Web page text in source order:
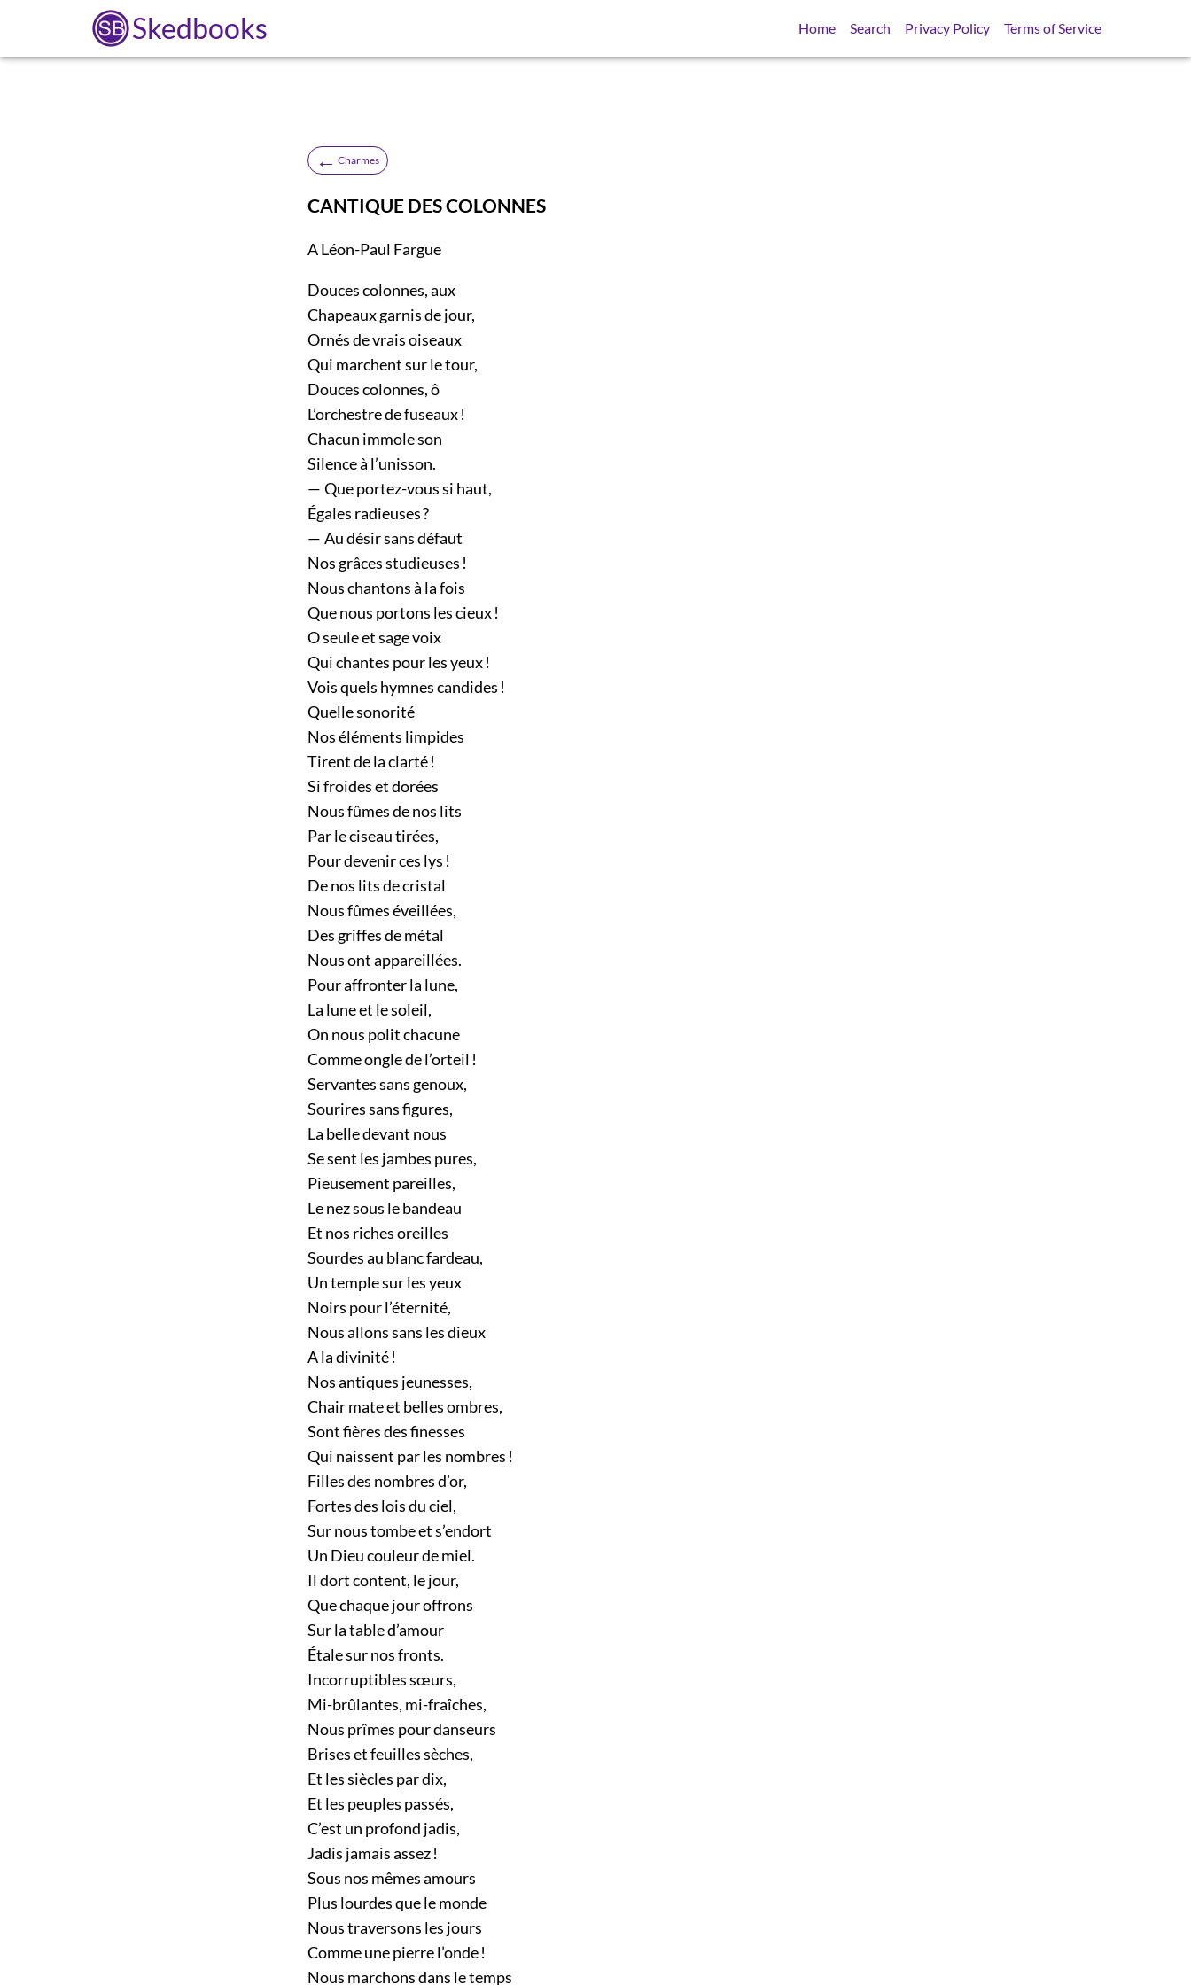
Skedbooks Home Search Privacy Policy Terms of Service
← Charmes
CANTIQUE DES COLONNES
A Léon-Paul Fargue
Douces colonnes, aux
Chapeaux garnis de jour,
Ornés de vrais oiseaux
Qui marchent sur le tour,
Douces colonnes, ô
L’orchestre de fuseaux !
Chacun immole son
Silence à l’unisson.
— Que portez-vous si haut,
Égales radieuses ?
— Au désir sans défaut
Nos grâces studieuses !
Nous chantons à la fois
Que nous portons les cieux !
O seule et sage voix
Qui chantes pour les yeux !
Vois quels hymnes candides !
Quelle sonorité
Nos éléments limpides
Tirent de la clarté !
Si froides et dorées
Nous fûmes de nos lits
Par le ciseau tirées,
Pour devenir ces lys !
De nos lits de cristal
Nous fûmes éveillées,
Des griffes de métal
Nous ont appareillées.
Pour affronter la lune,
La lune et le soleil,
On nous polit chacune
Comme ongle de l’orteil !
Servantes sans genoux,
Sourires sans figures,
La belle devant nous
Se sent les jambes pures,
Pieusement pareilles,
Le nez sous le bandeau
Et nos riches oreilles
Sourdes au blanc fardeau,
Un temple sur les yeux
Noirs pour l’éternité,
Nous allons sans les dieux
A la divinité !
Nos antiques jeunesses,
Chair mate et belles ombres,
Sont fières des finesses
Qui naissent par les nombres !
Filles des nombres d’or,
Fortes des lois du ciel,
Sur nous tombe et s’endort
Un Dieu couleur de miel.
Il dort content, le jour,
Que chaque jour offrons
Sur la table d’amour
Étale sur nos fronts.
Incorruptibles sœurs,
Mi-brûlantes, mi-fraîches,
Nous prîmes pour danseurs
Brises et feuilles sèches,
Et les siècles par dix,
Et les peuples passés,
C’est un profond jadis,
Jadis jamais assez !
Sous nos mêmes amours
Plus lourdes que le monde
Nous traversons les jours
Comme une pierre l’onde !
Nous marchons dans le temps